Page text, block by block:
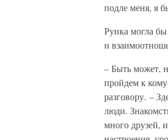
подле меня, я
Рунка могла
и
– Быть может,
пройдем к
разговору. –
люди.
много друзей,